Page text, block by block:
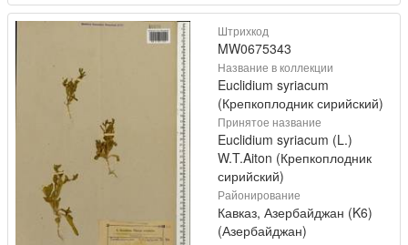
Штрихкод
MW0675343
Название в коллекции
Euclidium syriacum
(Крепкоплодник сирийский)
Принятое название
Euclidium syriacum (L.)
W.T.Aiton (Крепкоплодник
сирийский)
Районирование
Кавказ, Азербайджан (K6)
(Азербайджан)